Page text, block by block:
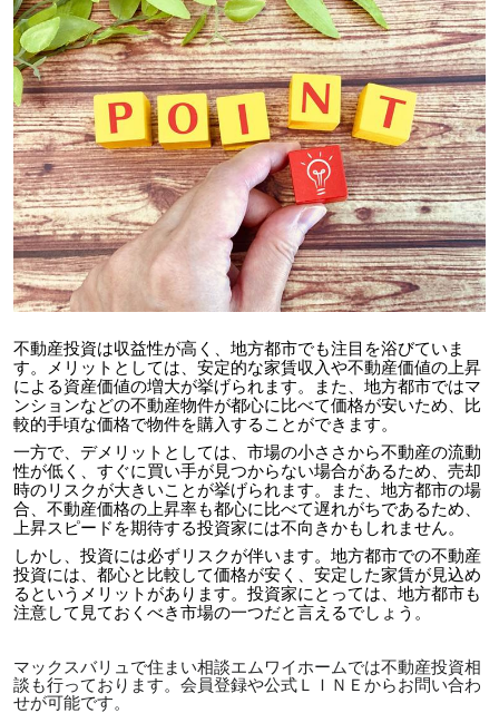
不動産投資は収益性が高く、地方都市でも注目を浴びていま
す。メリットとしては、安定的な家賃収入や不動産価値の上昇
による資産価値の増大が挙げられます。また、地方都市ではマ
ンションなどの不動産物件が都心に比べて価格が安いため、比
較的手頃な価格で物件を購入することができます。
一方で、デメリットとしては、市場の小ささから不動産の流動
性が低く、すぐに買い手が見つからない場合があるため、売却
時のリスクが大きいことが挙げられます。また、地方都市の場
合、不動産価格の上昇率も都心に比べて遅れがちであるため、
上昇スピードを期待する投資家には不向きかもしれません。
しかし、投資には必ずリスクが伴います。地方都市での不動産
投資には、都心と比較して価格が安く、安定した家賃が見込め
るというメリットがあります。投資家にとっては、地方都市も
注意して見ておくべき市場の一つだと言えるでしょう。
マックスバリュで住まい相談エムワイホームでは不動産投資相
談も行っております。会員登録や公式ＬＩＮＥからお問い合わ
せが可能です。